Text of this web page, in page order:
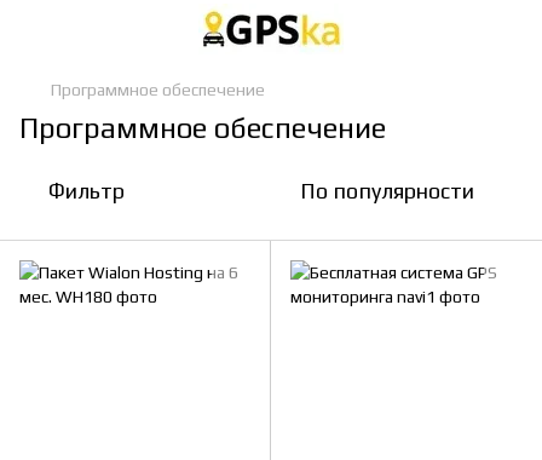
Программное обеспечение
Программное обеспечение
Фильтр По популярности